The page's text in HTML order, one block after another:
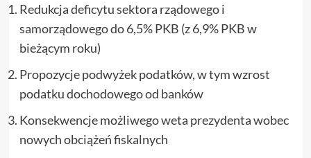
Redukcja deficytu sektora rządowego i
samorządowego do 6,5% PKB (z 6,9% PKB w
bieżącym roku)
Propozycje podwyżek podatków, w tym wzrost
podatku dochodowego od banków
Konsekwencje możliwego weta prezydenta wobec
nowych obciążeń fiskalnych